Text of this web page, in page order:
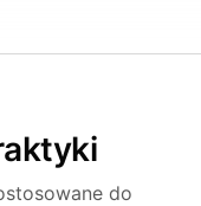
do